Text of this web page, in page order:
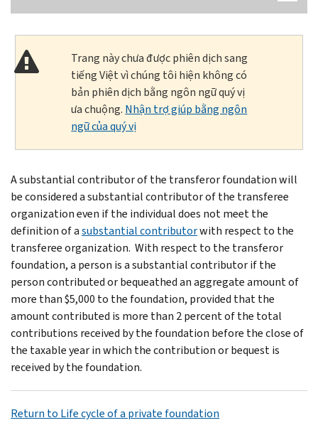
Trang này chưa được phiên dịch sang
tiếng Việt vì chúng tôi hiện không có
bản phiên dịch bằng ngôn ngữ quý vị
ưa chuộng. Nhận trợ giúp bằng ngôn
ngữ của quý vị
A substantial contributor of the transferor foundation will
be considered a substantial con­tributor of the transferee
organization even if the individual does not meet the
definition of asub­stantial contributorwith respect to the
transferee organization. With respect to the transferor
foun­dation, a person is a substantial contributor if the
person contributed or bequeathed an aggregate amount of
more than $5,000 to the foundation, provided that the
amount contributed is more than 2 percent of the total
contributions received by the foundation before the close of
the taxable year in which the contribution or bequest is
received by the foundation.
Return to Life cycle of a private foundation